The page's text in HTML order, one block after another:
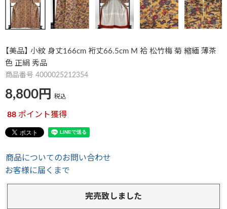
【美品】 小紋 身丈166cm 裄丈66.5cm M 袷 松竹梅 菊 縮緬 薄茶
色 正絹 秀品
商品番号 4000025212354
8,800 税込
88 ポイント獲得
商品についてのお問い合わせ
お客様に届くまで
完売致しました